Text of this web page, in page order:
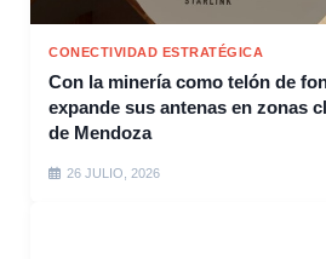
CONECTIVIDAD ESTRATÉGICA
Con la minería como telón de
expande sus antenas en zonas
de Mendoza
26 JULIO, 2026